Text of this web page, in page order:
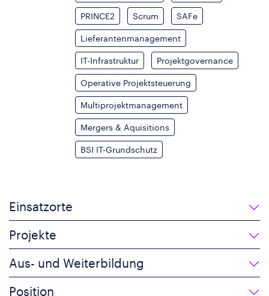
PRINCE2 Scrum SAFe
Lieferantenmanagement
IT-Infrastruktur Projektgovernance
Operative Projektsteuerung
Multiprojektmanagement
Mergers & Aquisitions
BSI IT-Grundschutz
Einsatzorte
Projekte
Aus- und Weiterbildung
Position